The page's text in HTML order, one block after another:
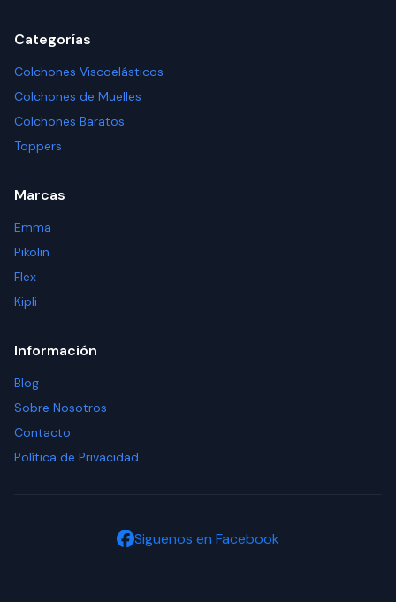
Categorías
Colchones Viscoelásticos
Colchones de Muelles
Colchones Baratos
Toppers
Marcas
Emma
Pikolin
Flex
Kipli
Información
Blog
Sobre Nosotros
Contacto
Política de Privacidad
Siguenos en Facebook